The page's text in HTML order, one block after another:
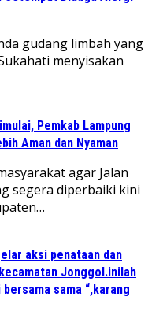
gudang limbah yang
menyisakan
Pemkab Lampung
Aman dan Nyaman
agar Jalan
segera diperbaiki kini
aksi penataan dan
Jonggol.inilah
sama “,karang